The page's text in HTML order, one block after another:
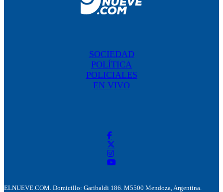
SOCIEDAD
POLÍTICA
POLICIALES
EN VIVO
ELNUEVE.COM. Domicillo: Garibaldi 186. M5500 Mendoza, Argentina.